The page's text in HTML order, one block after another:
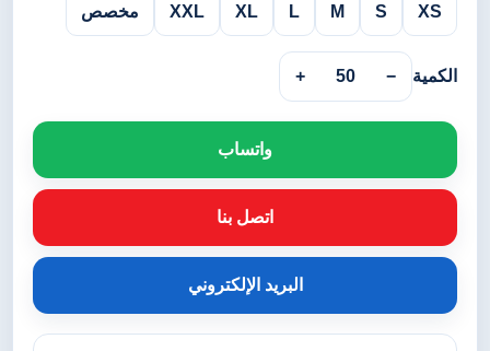
XS
S
M
L
XL
XXL مخصص
الكمية −
50
+
واتساب
اتصل بنا
البريد الإلكتروني